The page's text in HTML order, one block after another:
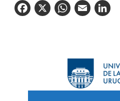
Facebook
X